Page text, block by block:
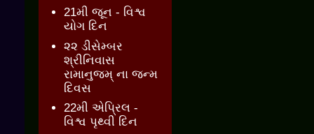
21મી જૂન - વિશ્વ
યોગ દિન
૨૨ ડીસેમ્બર
શ્રીનિવાસ
રામાનુજમ્ ના જન્મ
દિવસ
22મી એપ્રિલ -
વિશ્વ પૃથ્વી દિન